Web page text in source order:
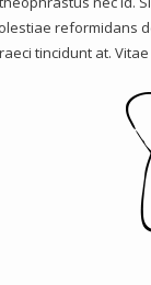
reformidans
tincidunt at.